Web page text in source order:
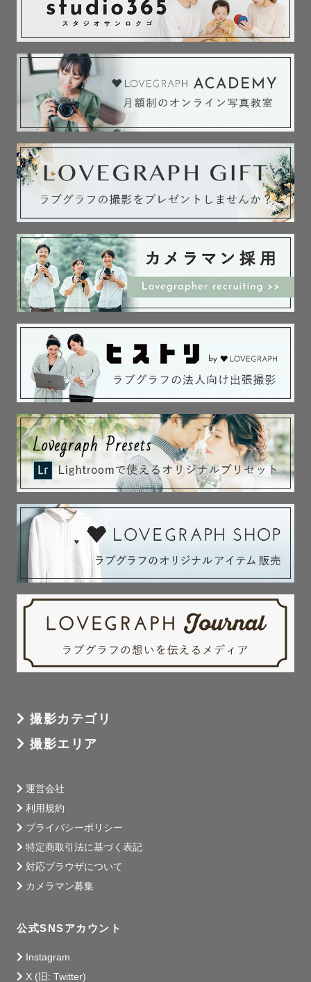
撮影カテゴリ
撮影エリア
運営会社
利用規約
プライバシーポリシー
特定商取引法に基づく表記
対応ブラウザについて
カメラマン募集
公式SNSアカウント
Instagram
X (旧: Twitter)